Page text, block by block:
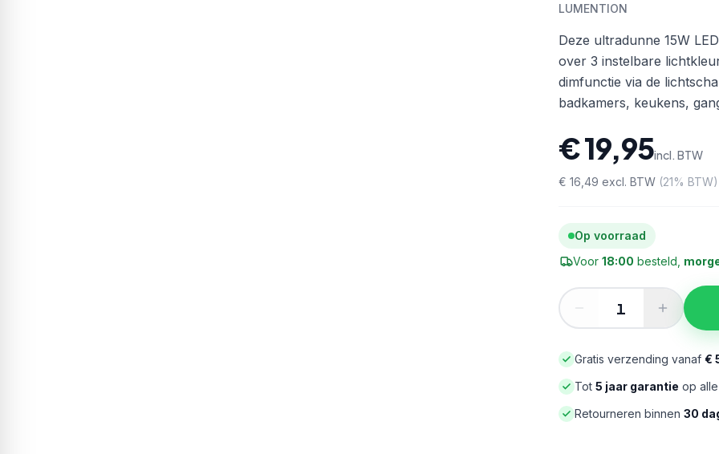
LUMENTION
Deze ultradunne 15W
over 3 instelbare
dimfunctie via de
badkamers, keukens,
€ 19,95incl. BTW
€ 16,49 excl. BTW (21% BTW)
Op voorraad
Voor 18:00 besteld,
Gratis verzending vanaf €
Tot 5 jaar garantie op
Retourneren binnen 30